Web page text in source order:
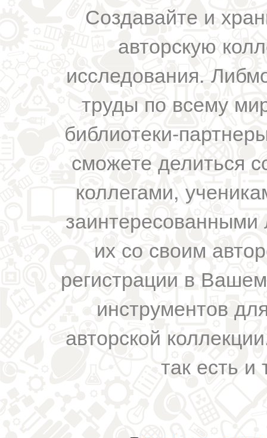
Создавайте и
авторскую
исследования.
труды по всему
библиотеки-
сможете делиться
коллегами,
их со своим
регистрации в
инструментов
авторской
так есть и